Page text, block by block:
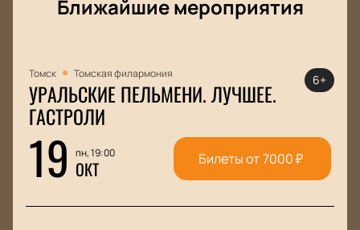
Ближайшие мероприятия
Томск Томская филармония
УРАЛЬСКИЕ ПЕЛЬМЕНИ. ЛУЧШЕЕ.
ГАСТРОЛИ
19 пн, 19:00
ОКТ
6+
Билеты от7000₽